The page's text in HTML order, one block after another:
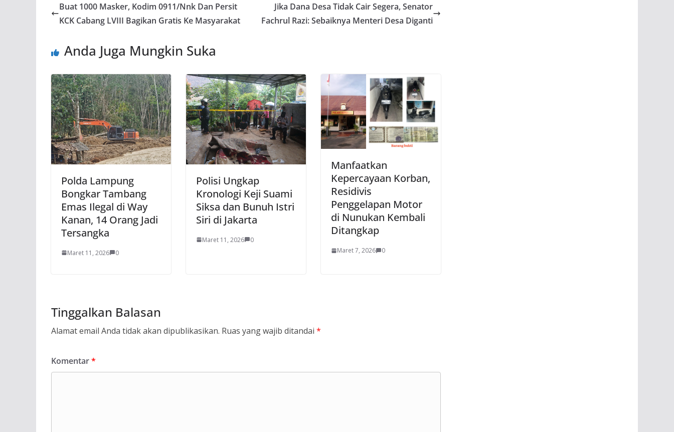
Buat 1000 Masker, Kodim 0911/Nnk Dan Persit
KCK Cabang LVIII Bagikan Gratis Ke Masyarakat
Jika Dana Desa Tidak Cair Segera, Senator
Fachrul Razi: Sebaiknya Menteri Desa Diganti
Anda Juga Mungkin Suka
Polda Lampung
Bongkar Tambang
Emas Ilegal di Way
Kanan, 14 Orang Jadi
Tersangka
Maret 11, 2026 0
Polisi Ungkap
Kronologi Keji Suami
Siksa dan Bunuh Istri
Siri di Jakarta
Maret 11, 2026 0
Manfaatkan
Kepercayaan Korban,
Residivis
Penggelapan Motor
di Nunukan Kembali
Ditangkap
Maret 7, 2026 0
Tinggalkan Balasan
Alamat email Anda tidak akan dipublikasikan. Ruas yang wajib ditandai *
Komentar*